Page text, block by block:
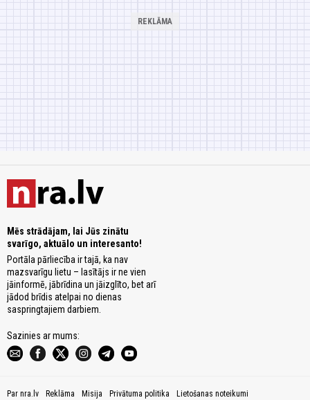
Mēs strādājam, lai Jūs zinātu
svarīgo, aktuālo un interesanto!
Portāla pārliecība ir tajā, ka nav
mazsvarīgu lietu – lasītājs ir ne vien
jāinformē, jābrīdina un jāizglīto, bet arī
jādod brīdis atelpai no dienas
saspringtajiem darbiem.
Sazinies ar mums:
Par nra.lv Reklāma Misija Privātuma politika Lietošanas noteikumi